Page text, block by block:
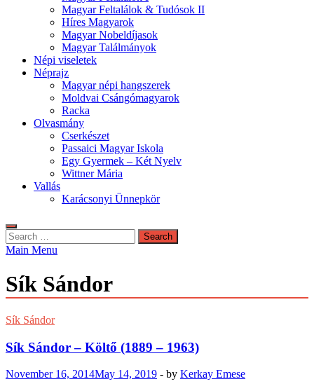
Magyar Feltalálok & Tudósok II
Híres Magyarok
Magyar Nobeldíjasok
Magyar Találmányok
Népi viseletek
Néprajz
Magyar népi hangszerek
Moldvai Csángómagyarok
Racka
Olvasmány
Cserkészet
Passaici Magyar Iskola
Egy Gyermek – Két Nyelv
Wittner Mária
Vallás
Karácsonyi Ünnepkör
Search
for:
Main Menu
Sík Sándor
Sík Sándor
Sík Sándor – Költő (1889 – 1963)
November 16, 2014May 14, 2019 - by Kerkay Emese